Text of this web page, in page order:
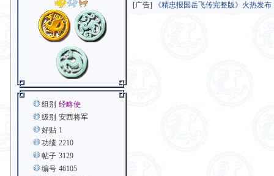
组别 经略使
级别 安西将军
好贴 1
功绩 2210
帖子 3129
编号 46105
[广告]
《精忠报国岳飞传完整版》火热发布